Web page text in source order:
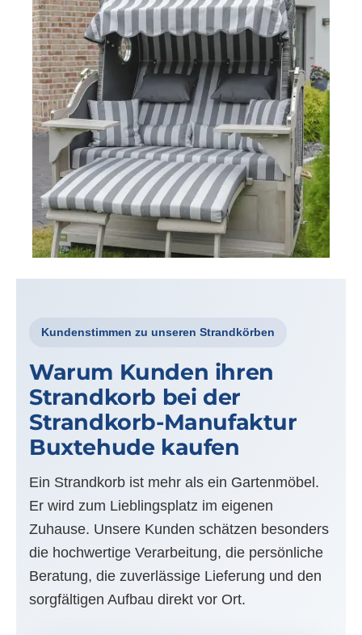
Kundenstimmen zu unseren Strandkörben
Warum Kunden ihren
Strandkorb bei der
Strandkorb-Manufaktur
Buxtehude kaufen
Ein Strandkorb ist mehr als ein Gartenmöbel.
Er wird zum Lieblingsplatz im eigenen
Zuhause. Unsere Kunden schätzen besonders
die hochwertige Verarbeitung, die persönliche
Beratung, die zuverlässige Lieferung und den
sorgfältigen Aufbau direkt vor Ort.